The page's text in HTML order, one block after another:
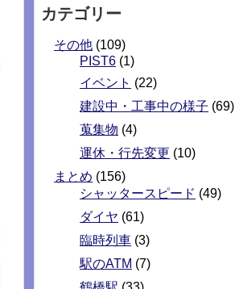
カテゴリー
その他 (109)
PIST6 (1)
イベント (22)
建設中・工事中の様子 (69)
蒐集物 (4)
運休・行先変更 (10)
まとめ (156)
シャッタースピード (49)
ダイヤ (61)
臨時列車 (3)
駅のATM (7)